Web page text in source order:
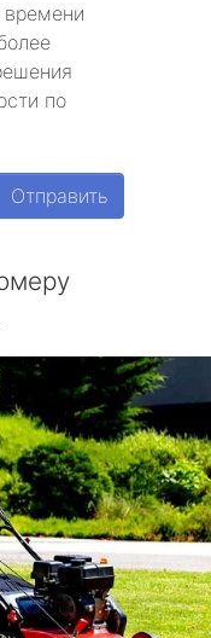
времени
по
Отправить